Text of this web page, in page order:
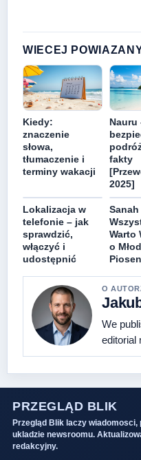
WIECEJ
Kiedy:
znaczenie
słowa,
tłumaczenie i
terminy wakacji
Nauru
fakty
2025]
Lokalizacja w
telefonie – jak
sprawdzić,
włączyć i
udostępnić
Sanah
Warto
o
O
We
editorial
PRZEGLĄD BLIK
Przegląd Blik laczy
ukladzie newsroomu.
redakcyjny.